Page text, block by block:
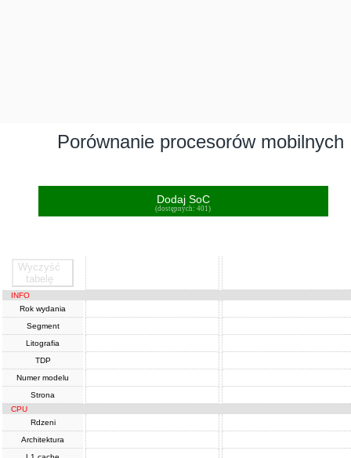
Porównanie procesorów mobilnych
Dodaj SoC
(dostępnych: 401)
Wyczyść
tabelę
INFO
Rok wydania
Segment
Litografia
TDP
Numer modelu
Strona
CPU
Rdzeni
Architektura